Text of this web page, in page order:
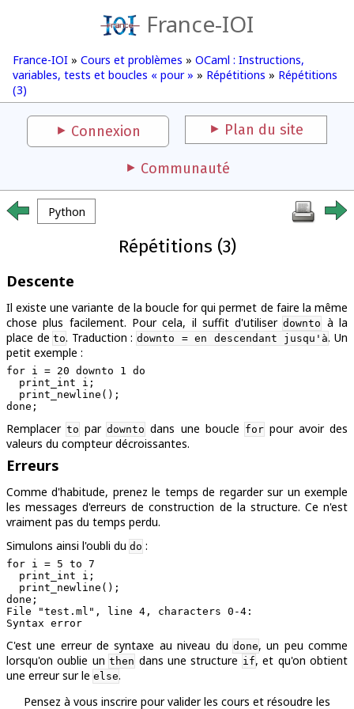
France-IOI
France-IOI » Cours et problèmes » OCaml : Instructions,
variables, tests et boucles « pour » » Répétitions » Répétitions
(3)
Connexion Plan du site
Communauté
Python
Répétitions (3)
Descente
Il existe une variante de la boucle for qui permet de faire la même
chose plus facilement. Pour cela, il suffit d'utiliserdownto à la
place deto. Traduction :downto = en descendant jusqu'à. Un
petit exemple :
for i = 20 downto 1 do
  print_int i;
  print_newline();
Remplacerto pardownto dans une boucle forpour avoir des
valeurs du compteur décroissantes.
Erreurs
Comme d'habitude, prenez le temps de regarder sur un exemple
les messages d'erreurs de construction de la structure. Ce n'est
vraiment pas du temps perdu.
Simulons ainsi l'oubli du do :
for i = 5 to 7
  print_int i;
  print_newline();
File "test.ml", line 4, characters 0-4:
C'est une erreur de syntaxe au niveau du done, un peu comme
lorsqu'on oublie unthen dans une structure if, et qu'on obtient
une erreur sur le else.
Pensez à vous inscrire pour valider les cours et résoudre les